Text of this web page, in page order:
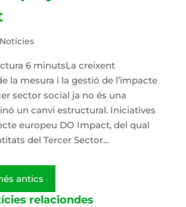
Notícies
6 minutsLa creixent
la mesura i la gestió de l’impacte
sector social ja no és una
un canvi estructural. Iniciatives
europeu DO Impact, del qual
del Tercer Sector...
antics
relaciondes